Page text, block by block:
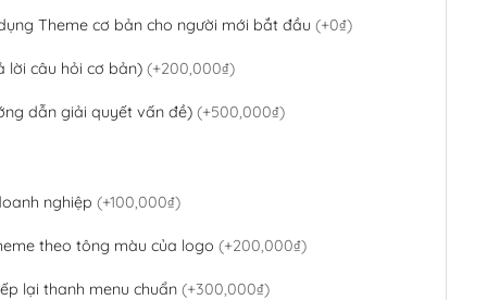
Theme cơ bản cho người mới bắt đầu (+0₫)
lời câu hỏi cơ bản) (+200,000₫)
dẫn giải quyết vấn đề) (+500,000₫)
nghiệp (+100,000₫)
theo tông màu của logo (+200,000₫)
lại thanh menu chuẩn (+300,000₫)